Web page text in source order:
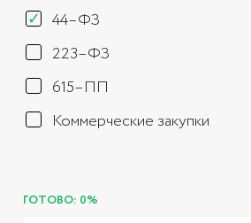
44–ФЗ
223–ФЗ
615–ПП
Коммерческие закупки
ГОТОВО: 0%